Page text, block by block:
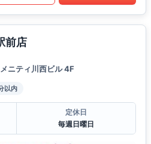
前店
ニティ川西ビル 4F
以内
定休日
毎週日曜日